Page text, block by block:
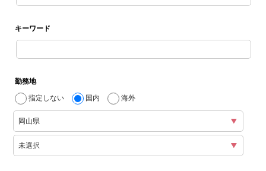
キーワード
勤務地
指定しない
国内 海外